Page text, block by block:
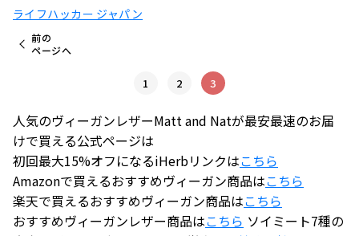
ライフハッカー ジャパン
前の
ページへ
1 2 3
人気のヴィーガンレザーMatt and Natが最安最速のお届
けで買える公式ページは
初回最大15%オフになるiHerbリンクはこちら
Amazonで買えるおすすめヴィーガン商品はこちら
楽天で買えるおすすめヴィーガン商品はこちら
おすすめヴィーガンレザー商品はこちら ソイミート7種の